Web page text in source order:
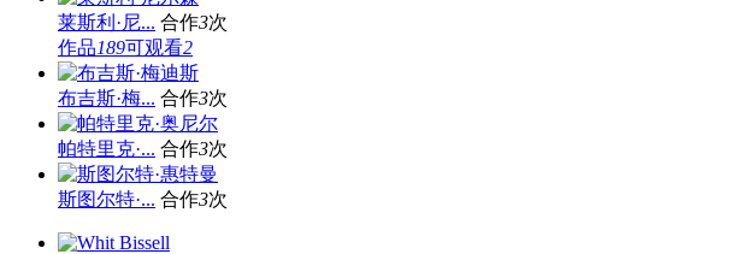
莱斯利·尼... 合作3次
作品189可观看2
布吉斯·梅... 合作3次
帕特里克·... 合作3次
斯图尔特·... 合作3次